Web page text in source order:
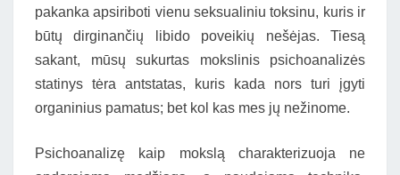
pakanka apsiriboti vienu seksualiniu toksinu, kuris ir
būtų dirginančių libido poveikių nešėjas. Tiesą
sakant, mūsų sukurtas mokslinis psichoanalizės
statinys tėra antstatas, kuris kada nors turi įgyti
organinius pamatus; bet kol kas mes jų nežinome.
Psichoanalizę kaip mokslą charakterizuoja ne